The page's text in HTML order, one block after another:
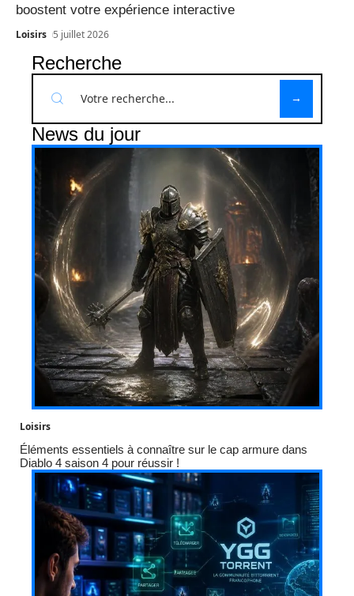
boostent votre expérience interactive
Loisirs 5 juillet 2026
Recherche
News du jour
Loisirs
Éléments essentiels à connaître sur le cap armure dans
Diablo 4 saison 4 pour réussir !